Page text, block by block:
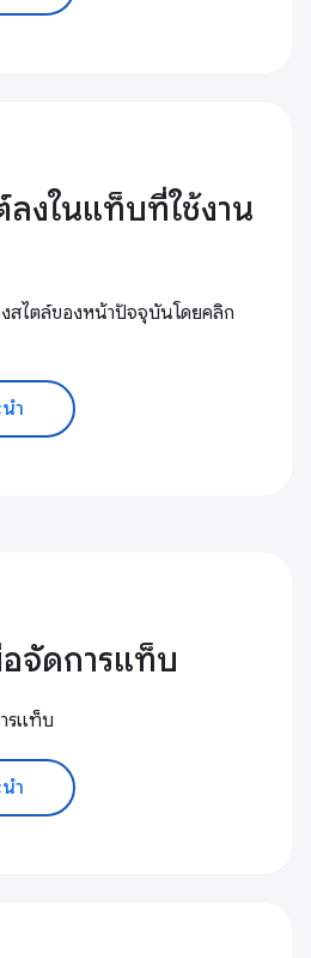
งในแท็บที่ใช้งาน
สไตล์ของหน้าปัจจุบันโดยคลิก
ำ
อจัดการแท็บ
รแท็บ
ำ